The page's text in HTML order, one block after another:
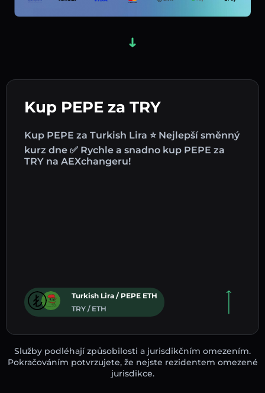
Kup PEPE za TRY
Kup PEPE za Turkish Lira ⭐ Nejlepší směnný
kurz dne ✅ Rychle a snadno kup PEPE za
TRY na AEXchangeru!
Turkish Lira / PEPE ETH
TRY / ETH
Služby podléhají způsobilosti a jurisdikčním omezením.
Pokračováním potvrzujete, že nejste rezidentem omezené
jurisdikce.